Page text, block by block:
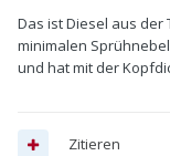
Das ist Diesel aus der
minimalen
und hat mit der
Zitieren